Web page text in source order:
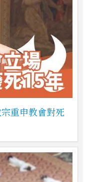
重申教會對死